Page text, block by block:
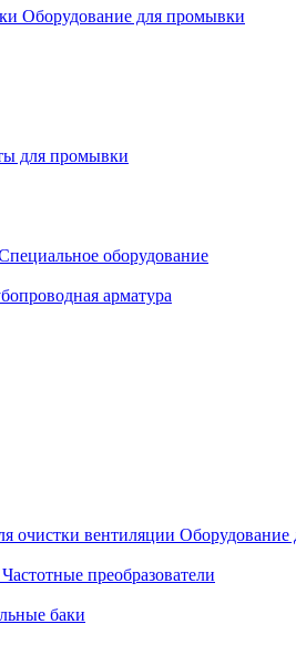
Оборудование для промывки
для промывки
оборудование
арматура
Оборудование
Частотные преобразователи
баки